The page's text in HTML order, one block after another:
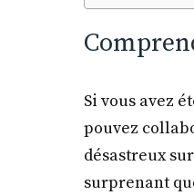
Si vous avez
pouvez
désastreux
surprenant